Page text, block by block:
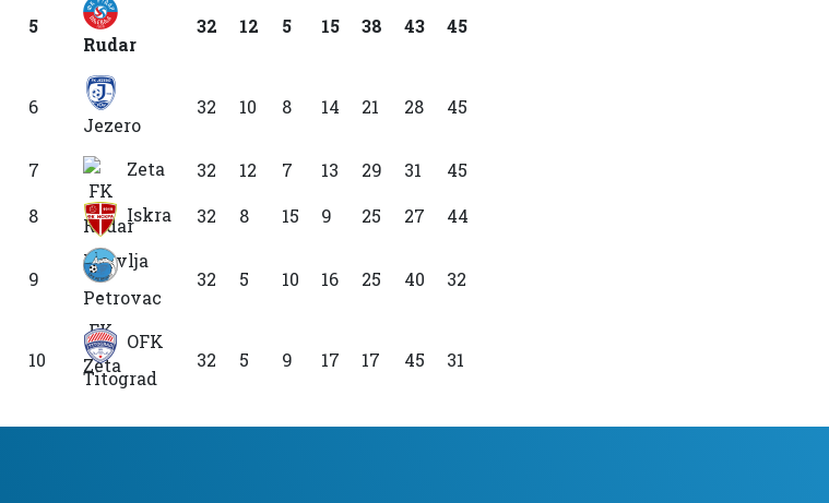
5
Rudar
32 12 5 15 38 43 45
6
Jezero
32 10 8 14 21 28 45
7 Zeta 32 12 7 13 29 31
45
8
Iskra 32 8 15 9 25 27 44
9
Petrovac
32 5 10 16 25 40 32
10
OFK
Titograd
32 5 9 17 17 45 31